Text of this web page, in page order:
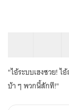
ไม่
ข
"ไอ้ระบบเฮงซวย! ไ
บ้า ๆ พวกนี้สักที!"